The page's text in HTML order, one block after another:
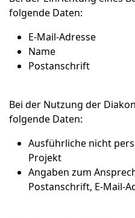
folgende Daten:
E-Mail-Adresse
Name
Postanschrift
Bei der Nutzung der
folgende Daten:
Ausführliche nicht
Projekt
Angaben zum
Postanschrift, E-Mail-